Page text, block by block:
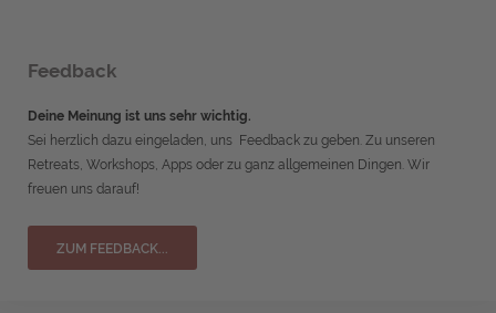
Feedback
Deine Meinung ist uns sehr wichtig.
Sei herzlich dazu eingeladen, uns Feedback zu geben. Zu unseren
Retreats, Workshops, Apps oder zu ganz allgemeinen Dingen. Wir
freuen uns darauf!
ZUM FEEDBACK...